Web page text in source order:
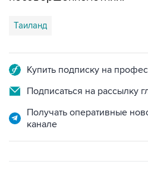
Таиланд
Купить подписку на
Подписаться на рассылку
Получать оперативные
канале